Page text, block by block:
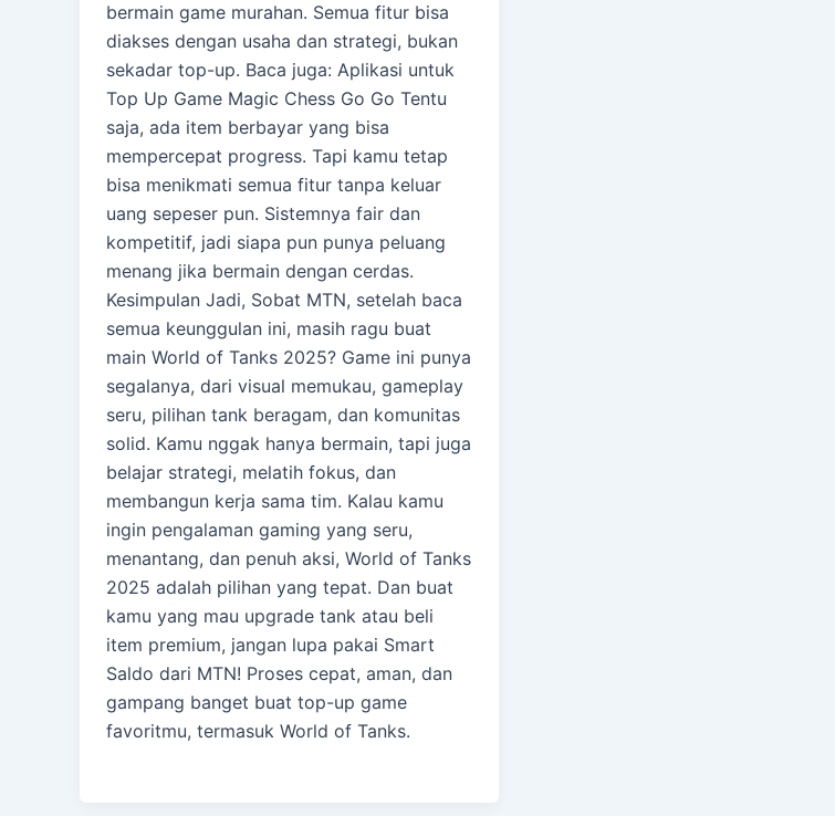
bermain game murahan. Semua fitur bisa
diakses dengan usaha dan strategi, bukan
sekadar top-up. Baca juga: Aplikasi untuk
Top Up Game Magic Chess Go Go Tentu
saja, ada item berbayar yang bisa
mempercepat progress. Tapi kamu tetap
bisa menikmati semua fitur tanpa keluar
uang sepeser pun. Sistemnya fair dan
kompetitif, jadi siapa pun punya peluang
menang jika bermain dengan cerdas.
Kesimpulan Jadi, Sobat MTN, setelah baca
semua keunggulan ini, masih ragu buat
main World of Tanks 2025? Game ini punya
segalanya, dari visual memukau, gameplay
seru, pilihan tank beragam, dan komunitas
solid. Kamu nggak hanya bermain, tapi juga
belajar strategi, melatih fokus, dan
membangun kerja sama tim. Kalau kamu
ingin pengalaman gaming yang seru,
menantang, dan penuh aksi, World of Tanks
2025 adalah pilihan yang tepat. Dan buat
kamu yang mau upgrade tank atau beli
item premium, jangan lupa pakai Smart
Saldo dari MTN! Proses cepat, aman, dan
gampang banget buat top-up game
favoritmu, termasuk World of Tanks.